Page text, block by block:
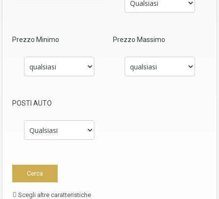
Prezzo Minimo Prezzo Massimo
POSTI AUTO
Scegli altre caratteristiche